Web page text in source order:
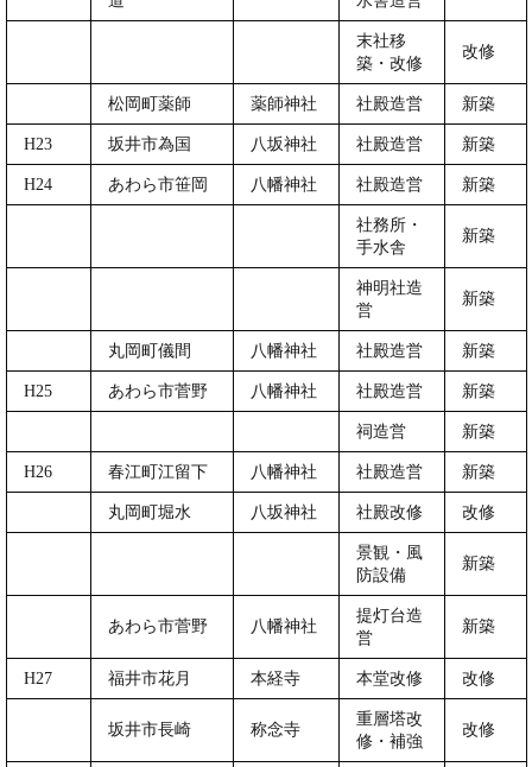
末社移
築・改修
改修
松岡町薬師 薬師神社 社殿造営 新築
H23 坂井市為国 八坂神社 社殿造営 新築
H24 あわら市笹岡 八幡神社 社殿造営 新築
社務所・
手水舎
新築
神明社造
営
新築
丸岡町儀間 八幡神社 社殿造営 新築
H25 あわら市菅野 八幡神社 社殿造営 新築
祠造営 新築
H26 春江町江留下 八幡神社 社殿造営 新築
丸岡町堀水 八坂神社 社殿改修 改修
景観・風
防設備
新築
あわら市菅野 八幡神社
提灯台造
営
新築
H27 福井市花月 本経寺 本堂改修 改修
坂井市長崎 称念寺
重層塔改
修・補強
改修